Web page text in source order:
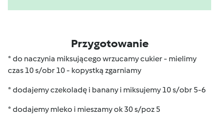
Przygotowanie
* do naczynia miksującego wrzucamy cukier - mielimy
czas 10 s/obr 10 - kopystką zgarniamy
* dodajemy czekoladę i banany i miksujemy 10 s/obr 5-6
* dodajemy mleko i mieszamy ok 30 s/poz 5